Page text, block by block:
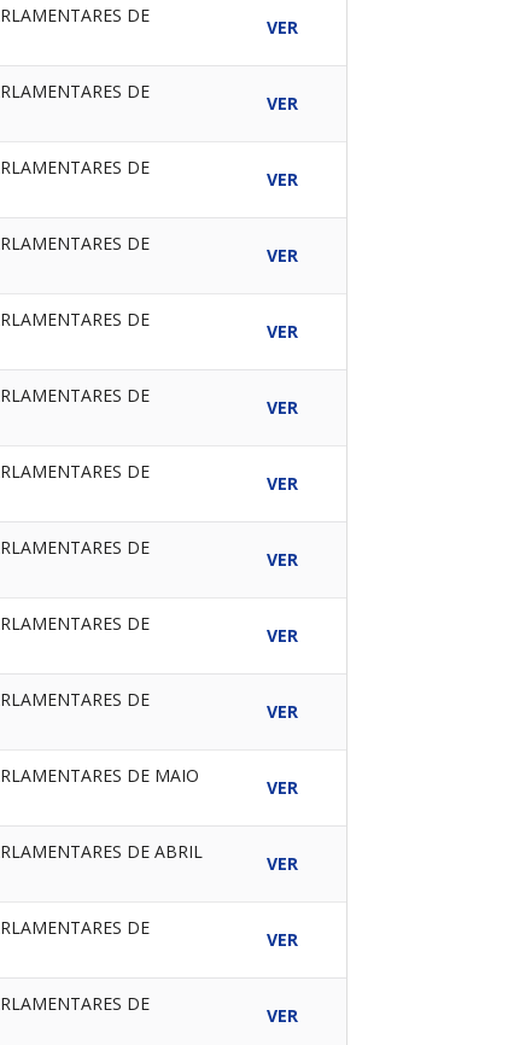
DE
VER
DE
VER
DE
VER
DE
VER
DE
VER
DE
VER
DE
VER
DE
VER
DE
VER
DE
VER
DE MAIO
VER
DE ABRIL
VER
DE
VER
DE
VER